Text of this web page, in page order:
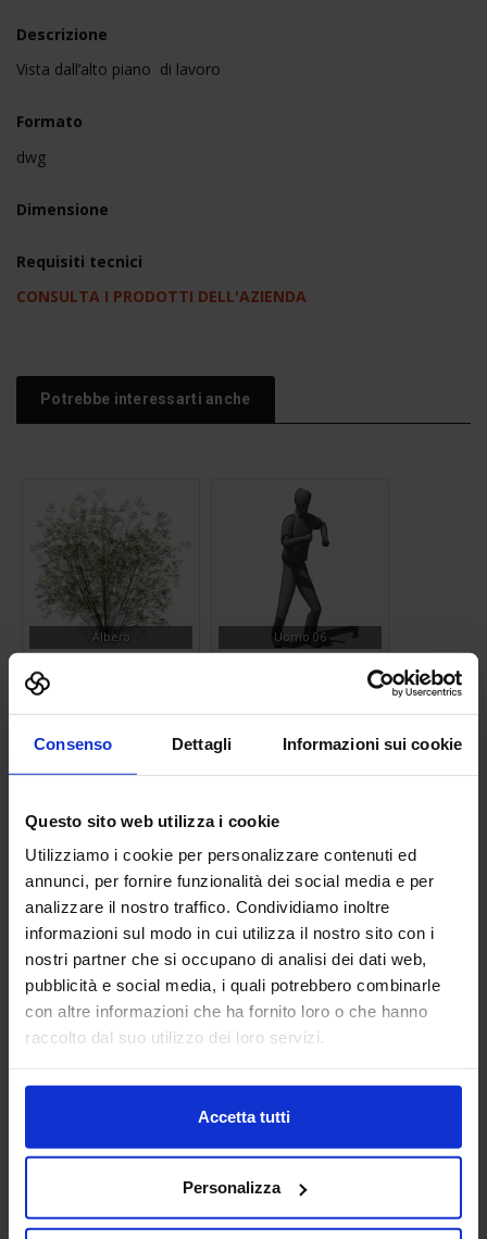
Consenso Dettagli Informazioni sui cookie
Questo sito web utilizza i cookie
Utilizziamo i cookie per personalizzare contenuti ed
annunci, per fornire funzionalità dei social media e per
analizzare il nostro traffico. Condividiamo inoltre
informazioni sul modo in cui utilizza il nostro sito con i
nostri partner che si occupano di analisi dei dati web,
pubblicità e social media, i quali potrebbero combinarle
con altre informazioni che ha fornito loro o che hanno
raccolto dal suo utilizzo dei loro servizi.
Accetta tutti
Personalizza
Descrizione
Vista dall’alto piano di lavoro
Formato
dwg
Dimensione
Requisiti tecnici
CONSULTA I PRODOTTI DELL'AZIENDA
Potrebbe interessarti anche
Albero Uomo 06
Panchina 15 Tavolo Ping Pong
Silhouette bimba 01
Categorie Blocchi CAD
Arredi interni